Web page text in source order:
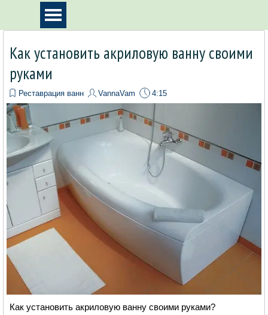
Перейти к контентуПропустить меню
Как установить акриловую ванну своими
руками
Реставрация ванн VannaVam 4:15
Как установить акриловую ванну своими руками?